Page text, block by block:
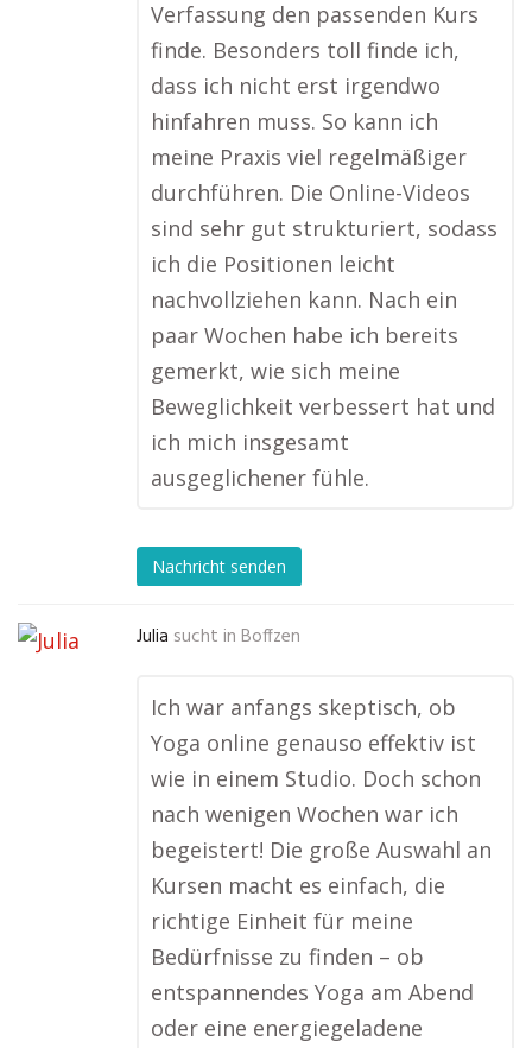
Verfassung den passenden Kurs
finde. Besonders toll finde ich,
dass ich nicht erst irgendwo
hinfahren muss. So kann ich
meine Praxis viel regelmäßiger
durchführen. Die Online-Videos
sind sehr gut strukturiert, sodass
ich die Positionen leicht
nachvollziehen kann. Nach ein
paar Wochen habe ich bereits
gemerkt, wie sich meine
Beweglichkeit verbessert hat und
ich mich insgesamt
ausgeglichener fühle.
Nachricht senden
Julia sucht in Boffzen
Ich war anfangs skeptisch, ob
Yoga online genauso effektiv ist
wie in einem Studio. Doch schon
nach wenigen Wochen war ich
begeistert! Die große Auswahl an
Kursen macht es einfach, die
richtige Einheit für meine
Bedürfnisse zu finden – ob
entspannendes Yoga am Abend
oder eine energiegeladene